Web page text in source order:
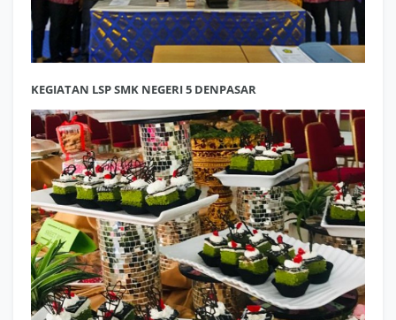
KEGIATAN LSP SMK NEGERI 5 DENPASAR